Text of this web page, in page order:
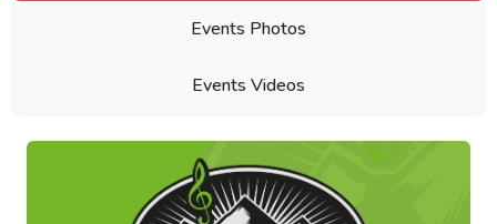
Events Photos
Events Videos